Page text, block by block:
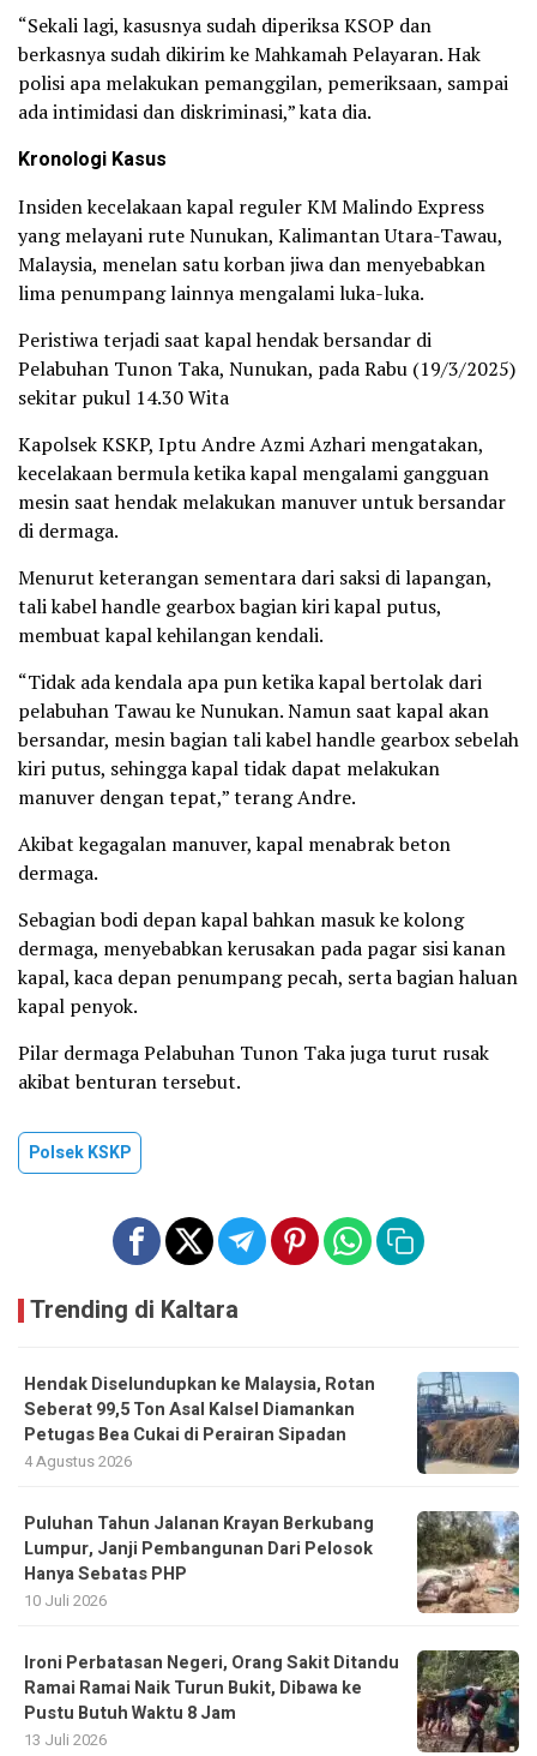
“Sekali lagi, kasusnya sudah diperiksa KSOP dan
berkasnya sudah dikirim ke Mahkamah Pelayaran. Hak
polisi apa melakukan pemanggilan, pemeriksaan, sampai
ada intimidasi dan diskriminasi,” kata dia.
Kronologi Kasus
Insiden kecelakaan kapal reguler KM Malindo Express
yang melayani rute Nunukan, Kalimantan Utara-Tawau,
Malaysia, menelan satu korban jiwa dan menyebabkan
lima penumpang lainnya mengalami luka-luka.
Peristiwa terjadi saat kapal hendak bersandar di
Pelabuhan Tunon Taka, Nunukan, pada Rabu (19/3/2025)
sekitar pukul 14.30 Wita
Kapolsek KSKP, Iptu Andre Azmi Azhari mengatakan,
kecelakaan bermula ketika kapal mengalami gangguan
mesin saat hendak melakukan manuver untuk bersandar
di dermaga.
Menurut keterangan sementara dari saksi di lapangan,
tali kabel handle gearbox bagian kiri kapal putus,
membuat kapal kehilangan kendali.
“Tidak ada kendala apa pun ketika kapal bertolak dari
pelabuhan Tawau ke Nunukan. Namun saat kapal akan
bersandar, mesin bagian tali kabel handle gearbox sebelah
kiri putus, sehingga kapal tidak dapat melakukan
manuver dengan tepat,” terang Andre.
Akibat kegagalan manuver, kapal menabrak beton
dermaga.
Sebagian bodi depan kapal bahkan masuk ke kolong
dermaga, menyebabkan kerusakan pada pagar sisi kanan
kapal, kaca depan penumpang pecah, serta bagian haluan
kapal penyok.
Pilar dermaga Pelabuhan Tunon Taka juga turut rusak
akibat benturan tersebut.
Polsek KSKP
Trending di Kaltara
Hendak Diselundupkan ke Malaysia, Rotan
Seberat 99,5 Ton Asal Kalsel Diamankan
Petugas Bea Cukai di Perairan Sipadan
4 Agustus 2026
Puluhan Tahun Jalanan Krayan Berkubang
Lumpur, Janji Pembangunan Dari Pelosok
Hanya Sebatas PHP
10 Juli 2026
Ironi Perbatasan Negeri, Orang Sakit Ditandu
Ramai Ramai Naik Turun Bukit, Dibawa ke
Pustu Butuh Waktu 8 Jam
13 Juli 2026